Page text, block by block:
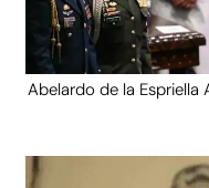
Abelardo de la Espriella